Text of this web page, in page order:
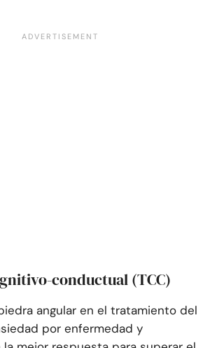
conductual (TCC)
angular en el tratamiento del
por enfermedad y